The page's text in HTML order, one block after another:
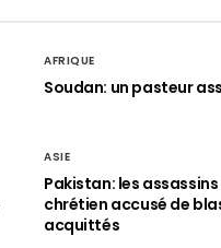
AFRIQUE
Soudan: un pasteur
ASIE
Pakistan: les assassins
chrétien accusé de
acquittés